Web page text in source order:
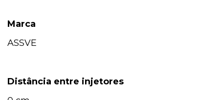
Marca
ASSVE
Distância entre injetores